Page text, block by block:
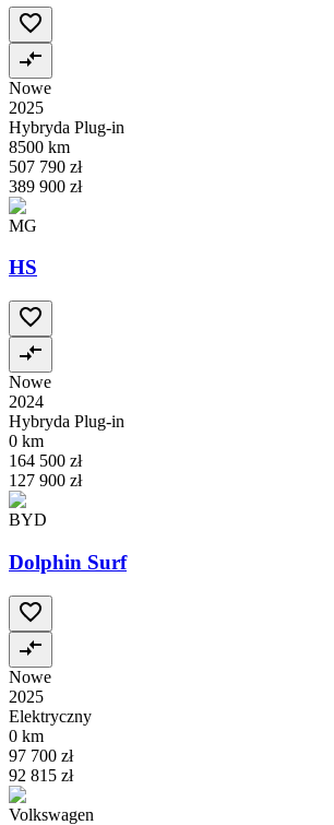
Nowe
2025
Hybryda Plug-in
8500 km
507 790 zł
389 900 zł
MG
HS
Nowe
2024
Hybryda Plug-in
0 km
164 500 zł
127 900 zł
BYD
Dolphin Surf
Nowe
2025
Elektryczny
0 km
97 700 zł
92 815 zł
Volkswagen